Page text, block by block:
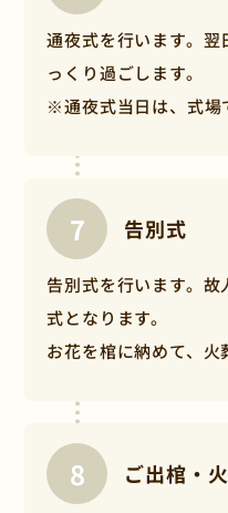
※高速道路料金や深
や飛行機での搬送
こともございます。
事件・事故でお亡く
他にも病気や治療
くない場合は、感
す。
プランに含まれない
や祭壇の変更など、
サービス等を追加
ります。
通夜式を行います。
っくり過ごします。
※通夜式当日は、式場
告別式
告別式を行います。
式となります。
お花を棺に納めて、火
ご出棺・